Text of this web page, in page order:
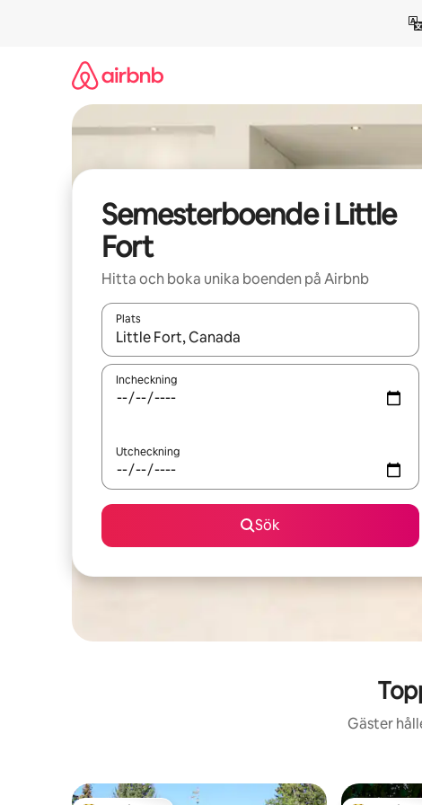
Semesterboende i Little
Fort
Hitta och boka unika boenden på Airbnb
Plats
När resultaten är tillgängliga kan du navigera med
Incheckning
Utcheckning
Sök
Gäster